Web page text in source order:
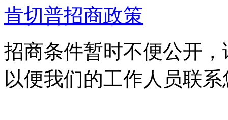
肯切普招商政策
招商条件暂时不便公开
以便我们的工作人员联